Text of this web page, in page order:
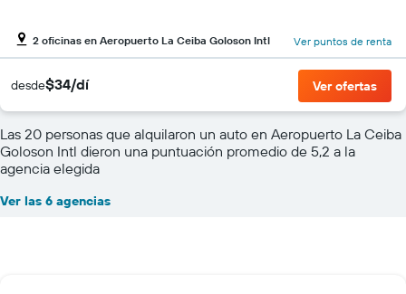
2 oficinas en Aeropuerto La Ceiba Goloson Intl Ver puntos de renta
desde$34/dí Ver ofertas
Las 20 personas que alquilaron un auto en Aeropuerto La Ceiba
Goloson Intl dieron una puntuación promedio de 5,2 a la
agencia elegida
Ver las 6 agencias